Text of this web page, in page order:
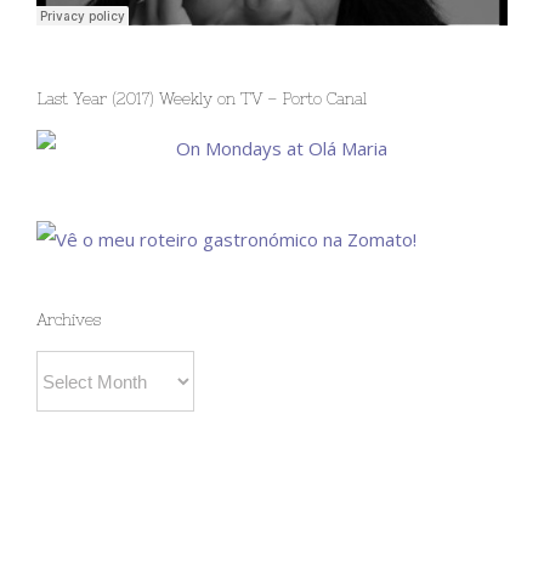
Last Year (2017) Weekly on TV – Porto Canal
Archives